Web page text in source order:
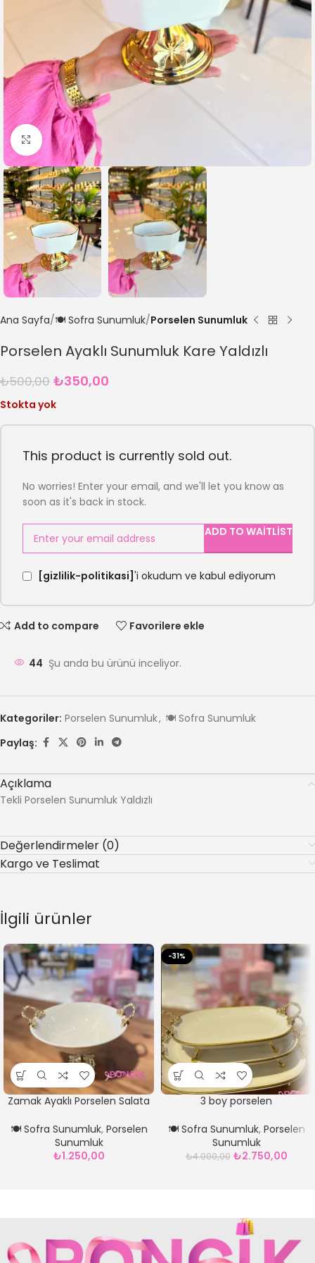
Büyütmek için tıklayın
Ana Sayfa 🍽️ Sofra Sunumluk Porselen Sunumluk
Porselen Ayaklı Sunumluk Kare Yaldızlı
₺500,00 ₺350,00
Stokta yok
This product is currently sold out.
No worries! Enter your email, and we'll let you know as
soon as it's back in stock.
ADD TO WAITLIST
[gizlilik-politikasi] 'i okudum ve kabul ediyorum
Add to compare Favorilere ekle
44 Şu anda bu ürünü inceliyor.
Kategoriler: Porselen Sunumluk, 🍽️ Sofra Sunumluk
Paylaş:
Açıklama
Tekli Porselen Sunumluk Yaldızlı
Değerlendirmeler (0)
Kargo ve Teslimat
İlgili ürünler
Zamak Ayaklı Porselen Salata
🍽️ Sofra Sunumluk, Porselen
Sunumluk
₺1.250,00
-31%
3 boy porselen
🍽️ Sofra Sunumluk, Porselen
Sunumluk
₺4.000,00 ₺2.750,00